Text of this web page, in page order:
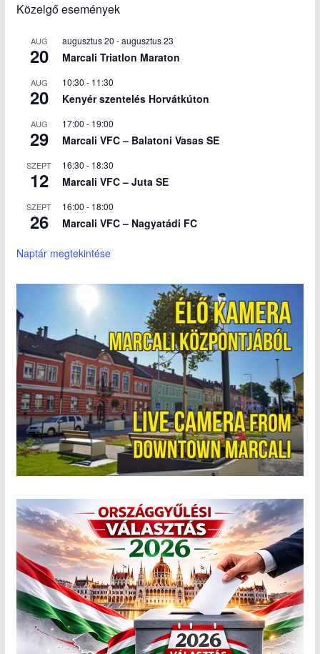
Közelgő események
AUG
20
augusztus 20 -augusztus 23
Marcali Triatlon Maraton
AUG
20
10:30 - 11:30
Kenyér szentelés Horvátkúton
AUG
29
17:00 - 19:00
Marcali VFC – Balatoni Vasas SE
SZEPT
12
16:30 - 18:30
Marcali VFC – Juta SE
SZEPT
26
16:00 - 18:00
Marcali VFC – Nagyatádi FC
Naptár megtekintése